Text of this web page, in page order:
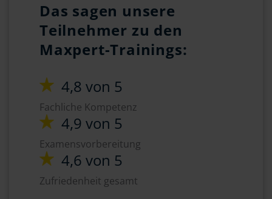
Das sagen unsere
Teilnehmer zu den
Maxpert-Trainings:
4,8 von 5
Fachliche Kompetenz
4,9 von 5
Examensvorbereitung
4,6 von 5
Zufriedenheit gesamt